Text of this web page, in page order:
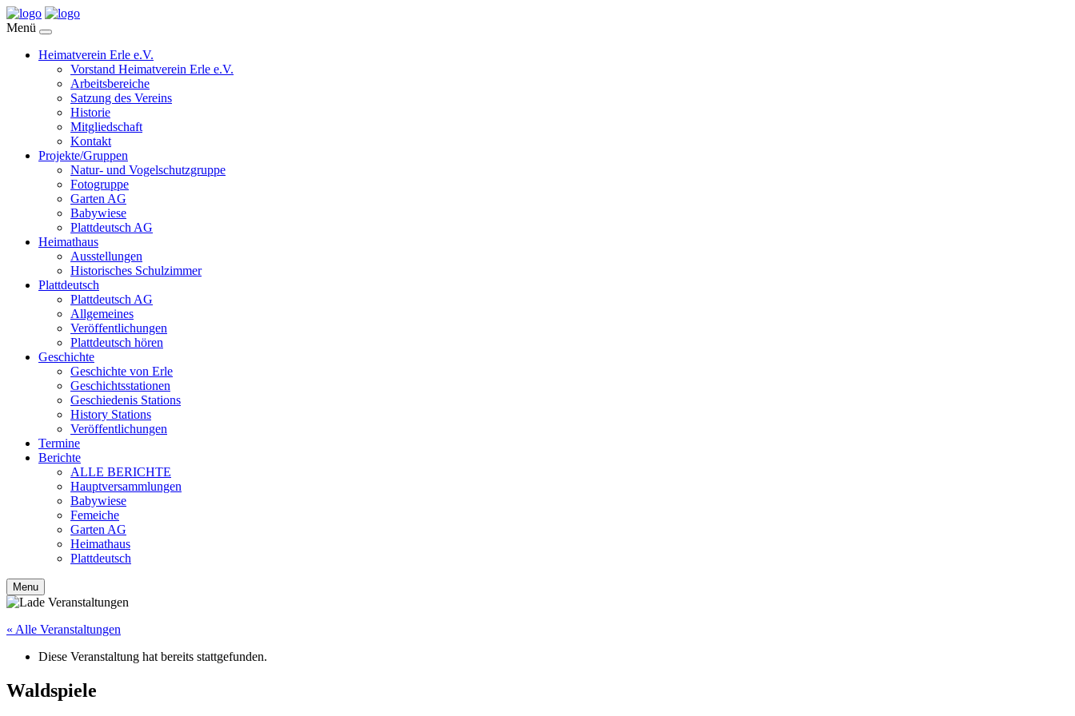
Menü
Heimatverein Erle e.V.
Vorstand Heimatverein Erle e.V.
Arbeitsbereiche
Satzung des Vereins
Historie
Mitgliedschaft
Kontakt
Projekte/Gruppen
Natur- und Vogelschutzgruppe
Fotogruppe
Garten AG
Babywiese
Plattdeutsch AG
Heimathaus
Ausstellungen
Historisches Schulzimmer
Plattdeutsch
Plattdeutsch AG
Allgemeines
Veröffentlichungen
Plattdeutsch hören
Geschichte
Geschichte von Erle
Geschichtsstationen
Geschiedenis Stations
History Stations
Veröffentlichungen
Termine
Berichte
ALLE BERICHTE
Hauptversammlungen
Babywiese
Femeiche
Garten AG
Heimathaus
Plattdeutsch
Menu
« Alle Veranstaltungen
Diese Veranstaltung hat bereits stattgefunden.
Waldspiele